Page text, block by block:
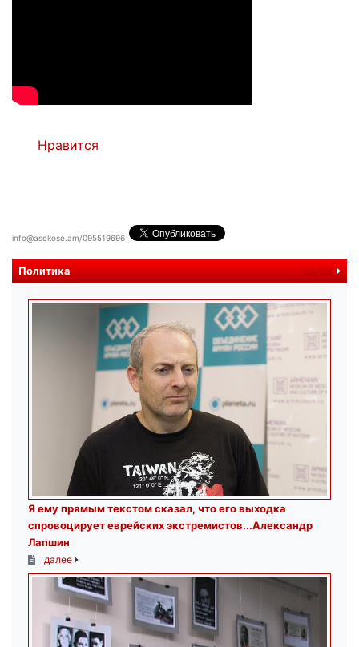
Нравится
info@asekose.am/095519696
Политика далее
Я ему прямым текстом сказал, что его выходка
спровоцирует еврейских экстремистов...Александр
Лапшин
далее